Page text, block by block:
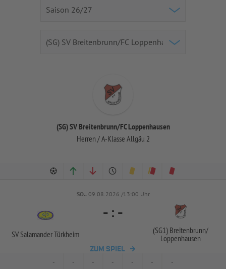
(SG) SV Breitenbrunn/FC Loppenhausen
Herren / A-Klasse Allgäu 2
SO.. 09.08.2026 /13:00 Uhr
SV Salamander Türkheim
- : -
(SG1) Breitenbrunn/
Loppenhausen
ZUM SPIEL
- - - - - - -